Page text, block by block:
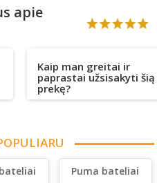
apie
Kaip man greitai ir
paprastai užsisakyti šią
prekę?
Puma bateliai